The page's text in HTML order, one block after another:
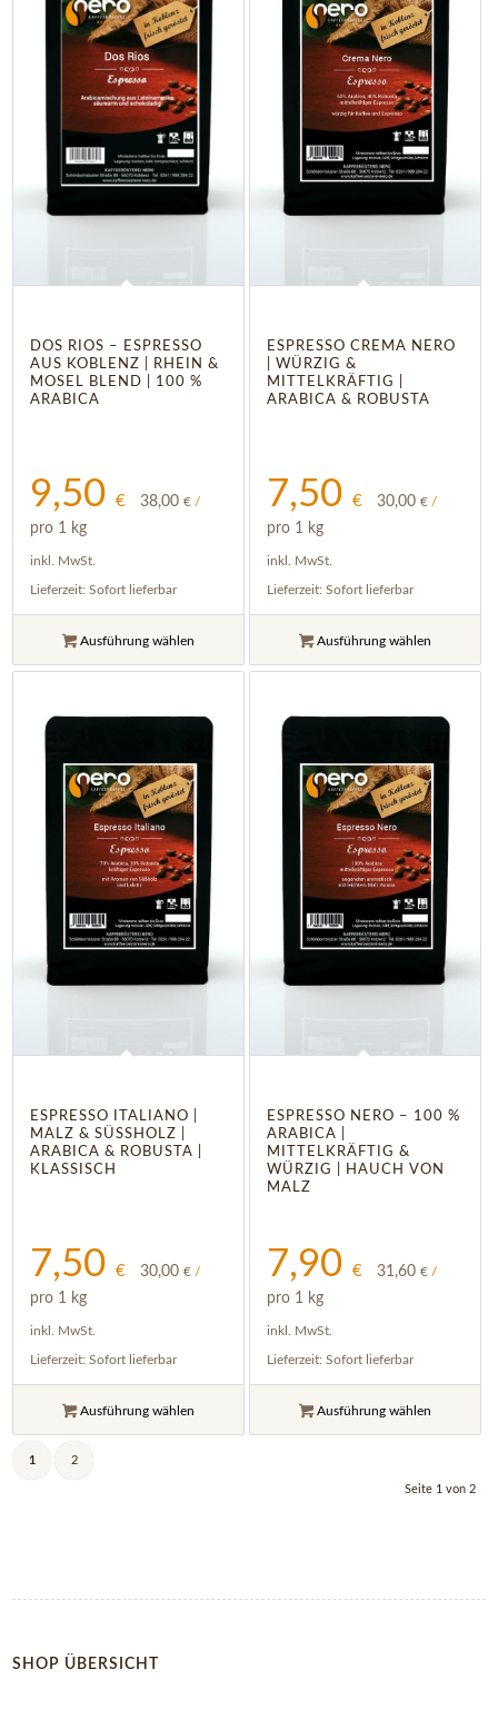
DOS RIOS – ESPRESSO
AUS KOBLENZ | RHEIN &
MOSEL BLEND | 100 %
ARABICA
9,50€ 38,00€ /
pro 1 kg
inkl. MwSt.
Lieferzeit:Sofort lieferbar
Ausführung wählen
ESPRESSO CREMA NERO
| WÜRZIG &
MITTELKRÄFTIG |
ARABICA & ROBUSTA
7,50 € 30,00 €/
pro 1 kg
inkl. MwSt.
Lieferzeit: Sofort lieferbar
Ausführung wählen
ESPRESSO ITALIANO |
MALZ & SÜSSHOLZ | A
RABICA & ROBUSTA | K
LASSISCH
7,50€ 30,00€ /
pro 1 kg
inkl. MwSt.
Lieferzeit:Sofort lieferbar
Ausführung wählen
ESPRESSO NERO – 100 %
ARABICA |
MITTELKRÄFTIG &
WÜRZIG | HAUCH VON
MALZ
7,90 € 31,60 €/
pro 1 kg
inkl. MwSt.
Lieferzeit: Sofort lieferbar
Ausführung wählen
Seite 1 von 2
1 2
SHOP ÜBERSICHT